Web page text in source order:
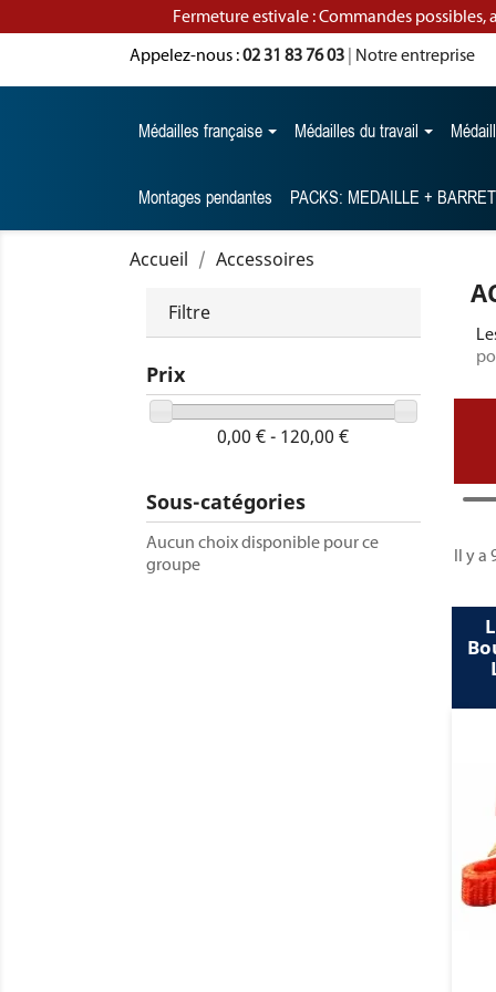
Fermeture estivale : Commandes
Appelez-nous :02 31 83 76 03 | Notre entreprise
Médailles française Médailles du travail
Montages pendantes PACKS: MEDAILLE +
Accueil Accessoires
Filtre
Prix
0,00 € - 120,00 €
Sous-catégories
Aucun choix disponible pour ce
groupe
Il y a